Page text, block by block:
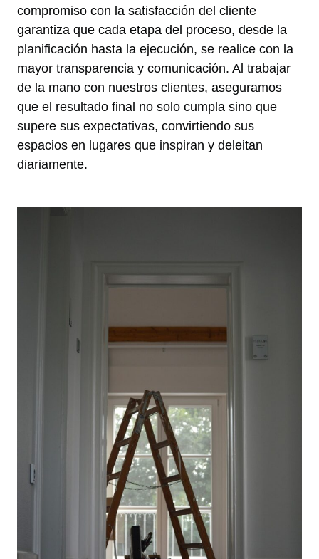
compromiso con la satisfacción del cliente
garantiza que cada etapa del proceso, desde la
planificación hasta la ejecución, se realice con la
mayor transparencia y comunicación. Al trabajar
de la mano con nuestros clientes, aseguramos
que el resultado final no solo cumpla sino que
supere sus expectativas, convirtiendo sus
espacios en lugares que inspiran y deleitan
diariamente.